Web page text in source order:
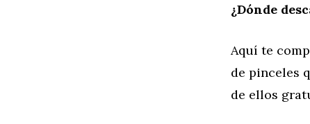
¿Dónde
Aquí te
de pinceles
de ellos